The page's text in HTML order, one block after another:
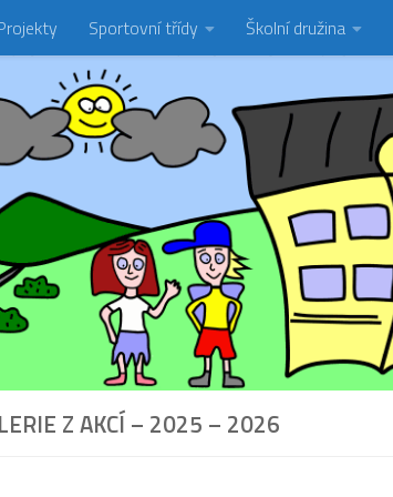
Sportovní třídy Školní družina
Z AKCÍ – 2025 – 2026